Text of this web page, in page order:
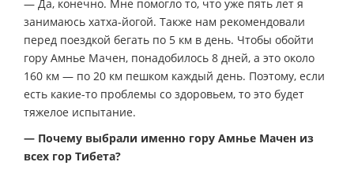
— Да, конечно. Мне помогло то, что уже пять лет я
занимаюсь хатха-йогой. Также нам рекомендовали
перед поездкой бегать по 5 км в день. Чтобы обойти
гору Амнье Мачен, понадобилось 8 дней, а это около
160 км — по 20 км пешком каждый день. Поэтому, если
есть какие-то проблемы со здоровьем, то это будет
тяжелое испытание.
— Почему выбрали именно гору Амнье Мачен из
всех гор Тибета?